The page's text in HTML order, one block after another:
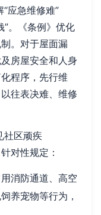
应急维修难”
”。《条例》优化
。对于屋面漏
房屋安全和人身
程序，先行维
往表决难、维修
社区顽疾
对性规定：
消防通道、高空
养宠物等行为，